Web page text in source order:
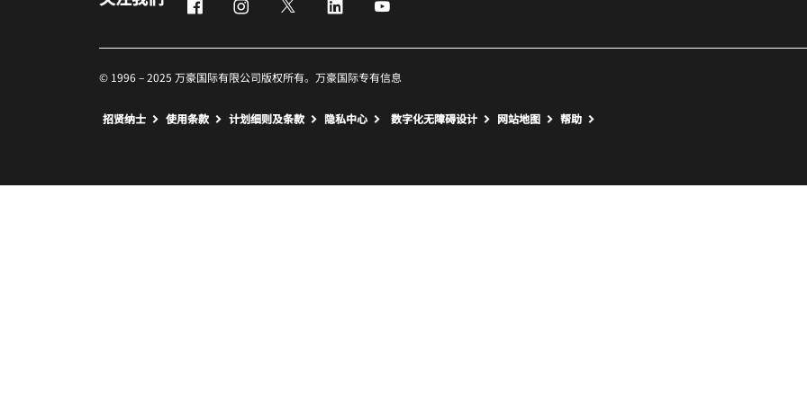
FacebookInstagramTwitter LinkedIn
© 1996 – 2025 万豪国际有限公司版权所有。万豪国际专有信息
招贤纳士 使用条款 计划细则及条款 隐私中心 数字化无障碍设计 网站地图 打开新窗口
帮助